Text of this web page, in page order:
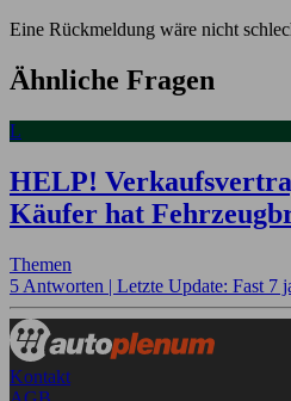
Eine Rückmeldung wäre nicht
Ähnliche Fragen
L
HELP!
Käufer hat
Themen
5 Antworten | Letzte Update: Fast 7
Kontakt